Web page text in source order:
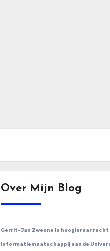
Over Mijn Blog
Gerrit-Jan Zwenne is hoogleraar recht
informatiemaatschappij aan de